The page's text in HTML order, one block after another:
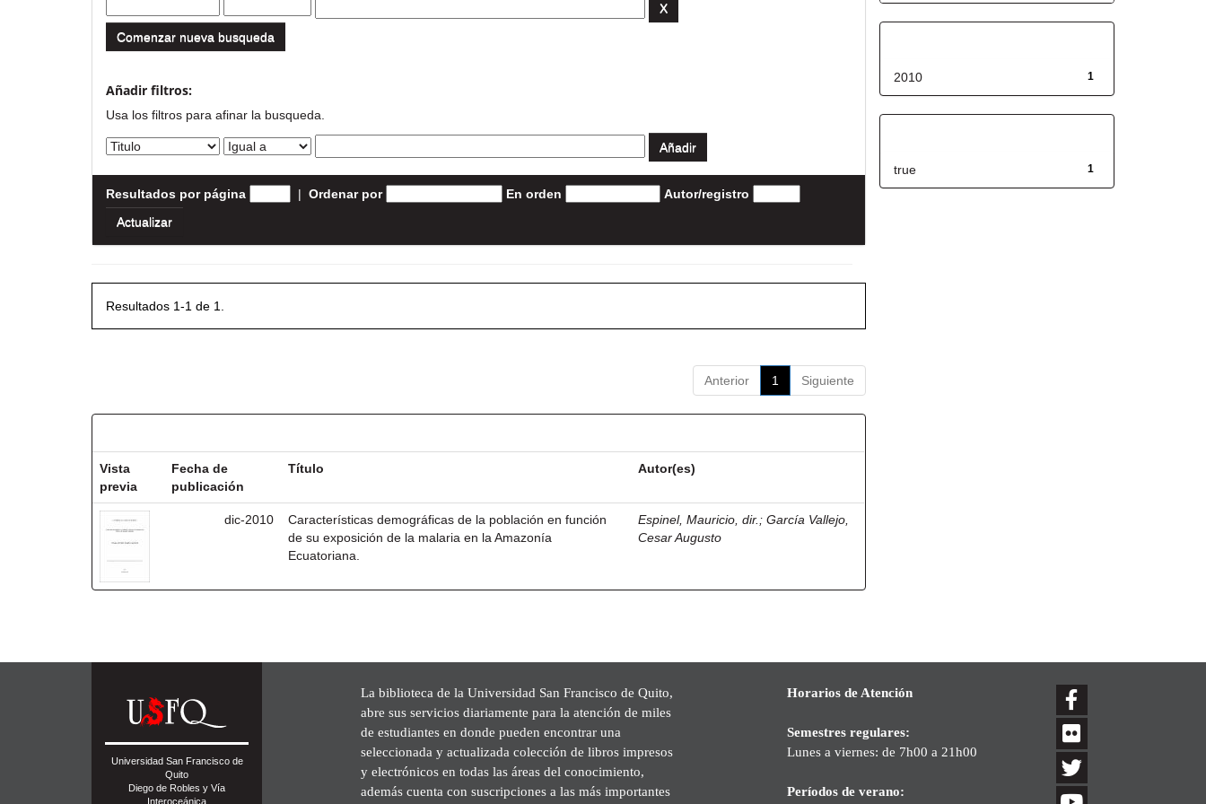
Comenzar nueva busqueda
Añadir filtros:
Usa los filtros para afinar la busqueda.
Resultados por página | Ordenar por En orden Autor/registro
Resultados 1-1 de 1.
Anterior 1 Siguiente
Vista
previa
Fecha de
publicación
Título Autor(es)
dic-2010
Características demográficas de la población en función
de su exposición de la malaria en la Amazonía
Ecuatoriana.
Espinel, Mauricio, dir. ;García Vallejo,
Cesar Augusto
1
2010
1
true
Universidad San Francisco de
Quito
Diego de Robles y Vía
Interoceánica
La biblioteca de la Universidad San Francisco de Quito,
abre sus servicios diariamente para la atención de miles
de estudiantes en donde pueden encontrar una
seleccionada y actualizada colección de libros impresos
y electrónicos en todas las áreas del conocimiento,
además cuenta con suscripciones a las más importantes
Horarios de Atención
Semestres regulares:
Lunes a viernes: de 7h00 a 21h00
Períodos de verano: